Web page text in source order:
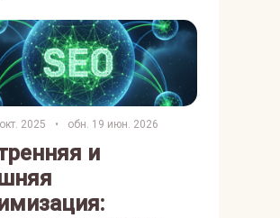
2025 • обн. 19 июн. 2026
и